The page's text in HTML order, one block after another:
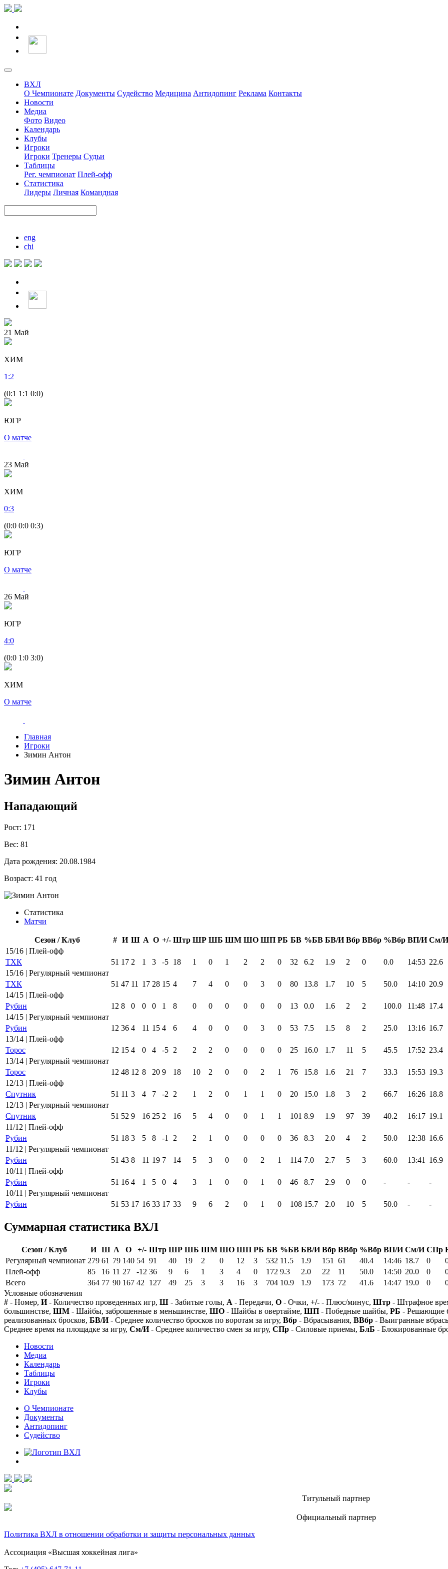
ВХЛ
О Чемпионате Документы Судейство Медицина Антидопинг Реклама Контакты
Новости
Медиа
Фото Видео
Календарь
Клубы
Игроки
Игроки Тренеры Судьи
Таблицы
Рег. чемпионат Плей-офф
Статистика
Лидеры Личная Командная
eng
chi
21 Май
ХИМ
1 :2
(0:1 1:1 0:0)
ЮГР
О матче
23 Май
ХИМ
0:3
(0:0 0:0 0:3)
ЮГР
О матче
26 Май
ЮГР
4:0
(0:0 1:0 3:0)
ХИМ
О матче
Главная
Игроки
Зимин Антон
Зимин Антон
Нападающий
Рост: 171
Вес: 81
Дата рождения: 20.08.1984
Возраст: 41 год
Статистика
Матчи
Сезон / Клуб # И Ш А О +/- Штр ШР ШБ ШМ ШО ШП РБ БВ %БВ БВ/И Вбр ВВбр %Вбр ВП/И См/И
15/16 | Плей-офф
ТХК
51 17 2 1 3 -5 18 1 0 1 2 2 0 32 6.2 1.9 2 0 0.0 14:53 22.6
15/16 | Регулярный чемпионат
ТХК
51 47 11 17 28 15 4 7 4 0 0 3 0 80 13.8 1.7 10 5 50.0 14:10 20.9
14/15 | Плей-офф
Рубин
12 8 0 0 0 1 8 0 0 0 0 0 0 13 0.0 1.6 2 2 100.0 11:48 17.4
14/15 | Регулярный чемпионат
Рубин
12 36 4 11 15 4 6 4 0 0 0 3 0 53 7.5 1.5 8 2 25.0 13:16 16.7
13/14 | Плей-офф
Торос
12 15 4 0 4 -5 2 2 2 0 0 0 0 25 16.0 1.7 11 5 45.5 17:52 23.4
13/14 | Регулярный чемпионат
Торос
12 48 12 8 20 9 18 10 2 0 0 2 1 76 15.8 1.6 21 7 33.3 15:53 19.3
12/13 | Плей-офф
Спутник
51 11 3 4 7 -2 2 1 2 0 1 1 0 20 15.0 1.8 3 2 66.7 16:26 18.8
12/13 | Регулярный чемпионат
Спутник
51 52 9 16 25 2 16 5 4 0 0 1 1 101 8.9 1.9 97 39 40.2 16:17 19.1
11/12 | Плей-офф
Рубин
51 18 3 5 8 -1 2 2 1 0 0 0 0 36 8.3 2.0 4 2 50.0 12:38 16.6
11/12 | Регулярный чемпионат
Рубин
51 43 8 11 19 7 14 5 3 0 0 2 1 114 7.0 2.7 5 3 60.0 13:41 16.9
10/11 | Плей-офф
Рубин
51 16 4 1 5 0 4 3 1 0 0 1 0 46 8.7 2.9 0 0 - - -
10/11 | Регулярный чемпионат
Рубин
51 53 17 16 33 17 33 9 6 2 0 1 0 108 15.7 2.0 10 5 50.0 - -
Суммарная статистика ВХЛ
Сезон / Клуб И Ш А О +/- Штр ШР ШБ ШМ ШО ШП РБ БВ %БВ БВ/И Вбр ВВбр %Вбр ВП/И См/И СПр
Регулярный чемпионат 279 61 79 140 54 91 40 19 2 0 12 3 532 11.5 1.9 151 61 40.4 14:46 18.7 0
Плей-офф
85 16 11 27 -12 36 9 6 1 3 4 0 172 9.3 2.0 22 11 50.0 14:50 20.0 0
Всего
364 77 90 167 42 127 49 25 3 3 16 3 704 10.9 1.9 173 72 41.6 14:47 19.0 0
Условные обозначения
# - Номер, И- Количество проведенных игр, Ш - Забитые голы, А - Передачи, О - Очки, +/- - Плюс/минус, Штр - Штрафное
большинстве, ШМ - Шайбы, заброшенные в меньшинстве, ШО - Шайбы в овертайме, ШП - Победные шайбы, РБ - Решающие
реализованных бросков, БВ/И- Среднее количество бросков по воротам за игру, Вбр - Вбрасывания, ВВбр - Выигранные
Среднее время на площадке за игру, См/И- Среднее количество смен за игру, СПр - Силовые приемы, БлБ - Блокированные
Новости
Медиа
Календарь
Таблицы
Игроки
Клубы
О Чемпионате
Документы
Антидопинг
Судейство
Титульный партнер
Официальный партнер
Политика ВХЛ в отношении обработки и защиты персональных данных
Ассоциация «Высшая хоккейная лига»